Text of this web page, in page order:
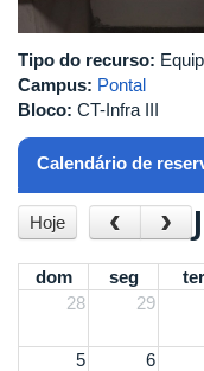
Tipo do recurso:
Campus: Pontal
Bloco: CT-Infra III
Calendário de
Hoje ‹ ›
dom seg ter
28
29
5 6